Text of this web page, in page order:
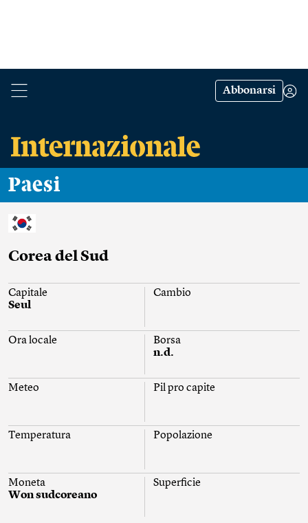
Abbonarsi
Paesi
Corea del Sud
Capitale
Seul
Cambio
Ora locale
Borsa
n.d.
Meteo Pil pro capite
Temperatura Popolazione
Moneta
Won sudcoreano
Superficie